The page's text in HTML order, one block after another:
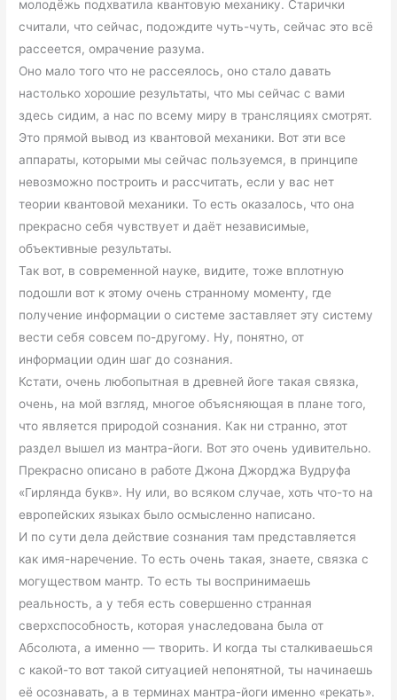
молодёжь подхватила квантовую механику. Старички
считали, что сейчас, подождите чуть-чуть, сейчас это всё
рассеется, омрачение разума.
Оно мало того что не рассеялось, оно стало давать
настолько хорошие результаты, что мы сейчас с вами
здесь сидим, а нас по всему миру в трансляциях смотрят.
Это прямой вывод из квантовой механики. Вот эти все
аппараты, которыми мы сейчас пользуемся, в принципе
невозможно построить и рассчитать, если у вас нет
теории квантовой механики. То есть оказалось, что она
прекрасно себя чувствует и даёт независимые,
объективные результаты.
Так вот, в современной науке, видите, тоже вплотную
подошли вот к этому очень странному моменту, где
получение информации о системе заставляет эту систему
вести себя совсем по-другому. Ну, понятно, от
информации один шаг до сознания.
Кстати, очень любопытная в древней йоге такая связка,
очень, на мой взгляд, многое объясняющая в плане того,
что является природой сознания. Как ни странно, этот
раздел вышел из мантра-йоги. Вот это очень удивительно.
Прекрасно описано в работе Джона Джорджа Вудруфа
«Гирлянда букв». Ну или, во всяком случае, хоть что-то на
европейских языках было осмысленно написано.
И по сути дела действие сознания там представляется
как имя-наречение. То есть очень такая, знаете, связка с
могуществом мантр. То есть ты воспринимаешь
реальность, а у тебя есть совершенно странная
сверхспособность, которая унаследована была от
Абсолюта, а именно — творить. И когда ты сталкиваешься
с какой-то вот такой ситуацией непонятной, ты начинаешь
её осознавать, а в терминах мантра-йоги именно «рекать».